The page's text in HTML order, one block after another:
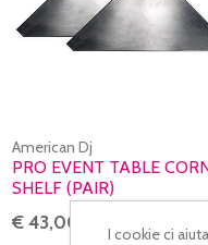
American Dj
PRO EVENT TABLE
SHELF (PAIR)
€ 43,00
I cookie ci